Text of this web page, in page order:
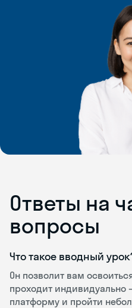
Ответы на
вопросы
Что такое вводный
Он позволит вам
проходит
платформу и пройти